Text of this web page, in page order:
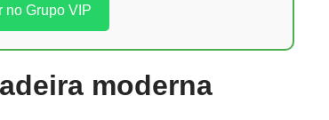
no Grupo VIP
moderna